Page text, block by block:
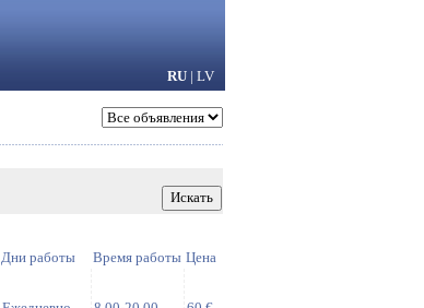
RU | LV
Дни работы Время работы Цена